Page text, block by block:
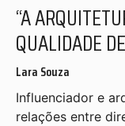
“A
QUALIDADE
Lara Souza
Influenciador e
relações entre